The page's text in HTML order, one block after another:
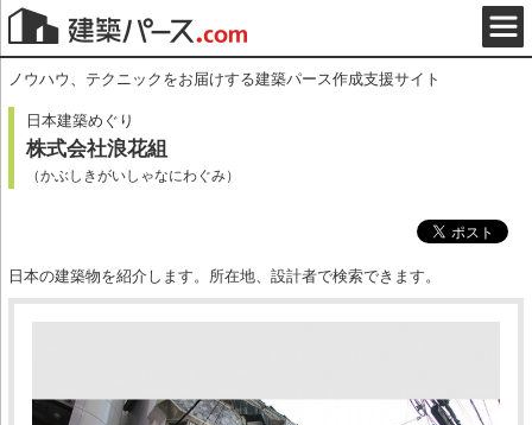
ノウハウ、テクニックをお届けする建築パース作成支援サイト
日本建築めぐり
株式会社浪花組
（かぶしきがいしゃなにわぐみ）
日本の建築物を紹介します。所在地、設計者で検索できます。